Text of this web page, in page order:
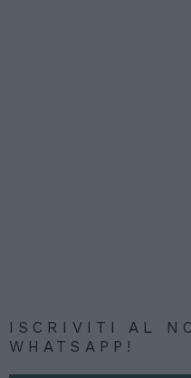
ISCRIVITI AL
WHATSAPP!